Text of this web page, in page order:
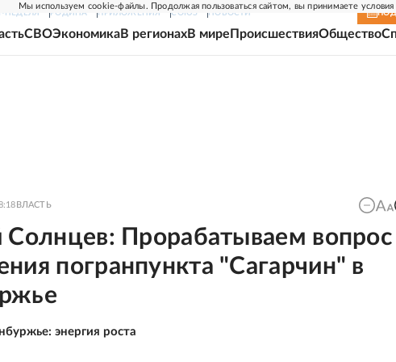
Мы используем cookie-файлы. Продолжая пользоваться сайтом, вы принимаете условия
НЕДЕЛЯ РОДИНА ПРИЛОЖЕНИЯ СОЮЗ НОВОСТИ
СВОЭкономикаВ регионахВ мире ПроисшествияОбщество
ВЛАСТЬ
Солнцев: Прорабатываем вопрос
погранпункта "Сагарчин" в
энергия роста